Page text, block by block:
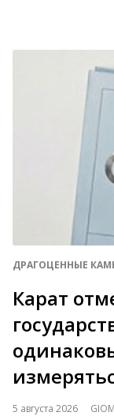
ДРАГОЦЕННЫЕ
Карат
5 августа 2026